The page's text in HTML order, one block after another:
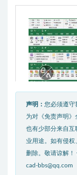
声明： 您必须遵守
为对《免责声明》
也有少部分来自互
业用途。如有侵权
删除。敬请谅解！
cad-bbs@qq.com